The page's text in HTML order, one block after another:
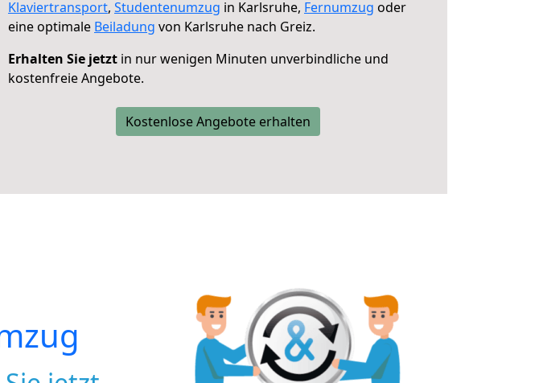
Klaviertransport, Studentenumzug in Karlsruhe, Fernumzug oder
eine optimale Beiladung von Karlsruhe nach Greiz.
Erhalten Sie jetzt in nur wenigen Minuten unverbindliche und
kostenfreie Angebote.
Kostenlose Angebote erhalten